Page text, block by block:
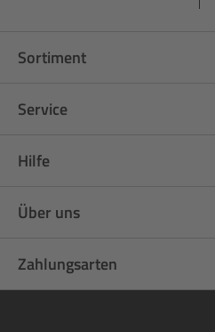
Sortiment
Service
Hilfe
Über uns
Zahlungsarten